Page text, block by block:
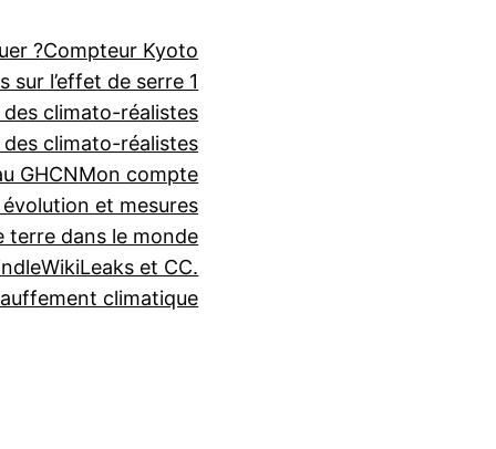
?Compteur Kyoto
sur l’effet de serre 1
climato-réalistes
climato-réalistes
GHCNMon compte
et mesures
terre dans le monde
WikiLeaks et CC.
climatique